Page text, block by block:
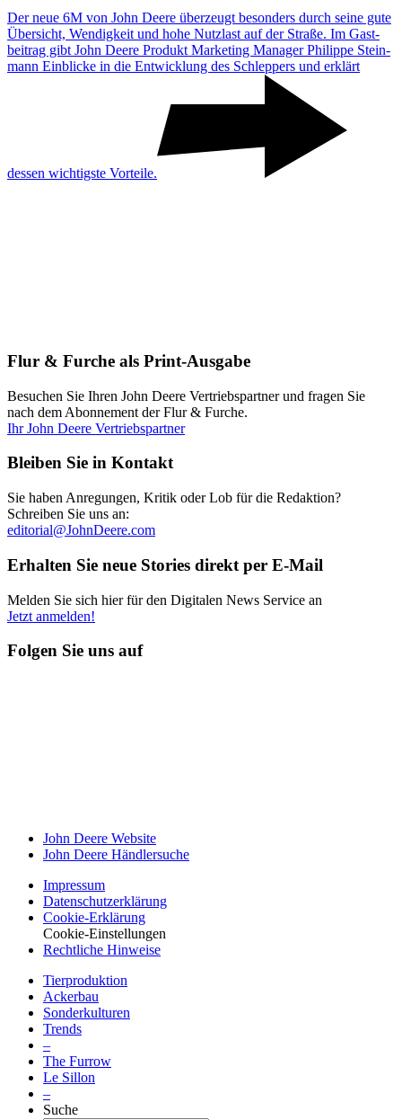
Der neue 6M von John Deere über­zeugt beson­ders durch seine gute
Über­sicht, Wendig­keit und hohe Nutz­last auf der Straße. Im Gast­
bei­trag gibt John Deere Produkt Marke­ting Manager Phil­ippe Stein­
mann Einblicke in die Entwick­lung des Schlep­pers und erklärt
dessen wich­tigste Vorteile.
Flur & Furche als Print-Ausgabe
Besuchen Sie Ihren John Deere Vertriebspartner und fragen Sie
nach dem Abonnement der Flur & Furche.
Ihr John Deere Vertriebspartner
Bleiben Sie in Kontakt
Sie haben Anregungen, Kritik oder Lob für die Redaktion?
Schreiben Sie uns an:
editorial@JohnDeere.com
Erhalten Sie neue Stories direkt per E-Mail
Melden Sie sich hier für den Digitalen News Service an
Jetzt anmelden!
Folgen Sie uns auf
John Deere Website
John Deere Händ­ler­suche
Impressum
Datenschutz­erklärung
Cookie-Erklä­rung
Cookie-Einstellungen
Recht­liche Hinweise
Tier­pro­duk­tion
Ackerbau
Sonder­kul­turen
Trends
–
The Furrow
Le Sillon
–
Suche